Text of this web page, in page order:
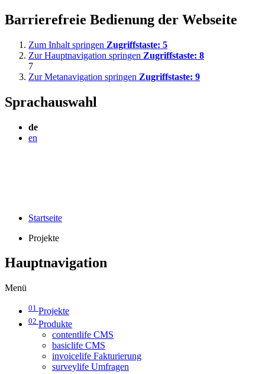
Barrierefreie Bedienung der Webseite
Zum Inhalt springen Zugriffstaste: 5
Zur Hauptnavigation springen Zugriffstaste: 8
7
Zur Metanavigation springen Zugriffstaste: 9
Sprachauswahl
de
en
Startseite
Projekte
Hauptnavigation
Menü
01 Projekte
02 Produkte
contentlife CMS
basiclife CMS
invoicelife Fakturierung
surveylife Umfragen